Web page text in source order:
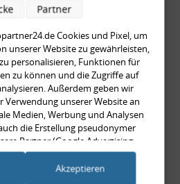
Artikel
mit
orange, Audi 80
Typ 89, OE-Nr.:
Cookies und Pixel, um
unserer Website zu gewährleisten,
personalisieren, Funktionen für
zu können und die Zugriffe auf
Außerdem geben wir
unserer Website an
Medien, Werbung und Analysen
die Erstellung pseudonymer
Partner (Google Advertising
Informationen möglicherweise mit
die Sie ihnen bereitgestellt haben
Partner
Akzeptieren